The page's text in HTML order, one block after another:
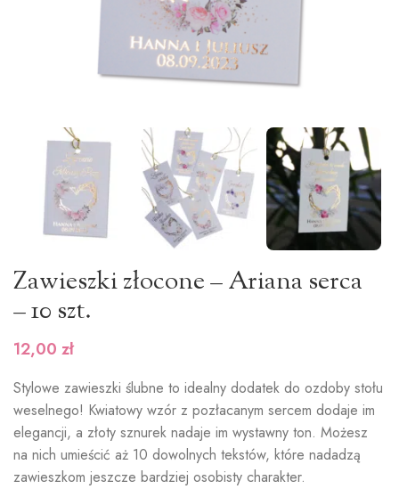
Zawieszki złocone – Ariana serca
– 10 szt.
12,00 zł
Stylowe zawieszki ślubne to idealny dodatek do ozdoby stołu
weselnego! Kwiatowy wzór z pozłacanym sercem dodaje im
elegancji, a złoty sznurek nadaje im wystawny ton. Możesz
na nich umieścić aż 10 dowolnych tekstów, które nadadzą
zawieszkom jeszcze bardziej osobisty charakter.